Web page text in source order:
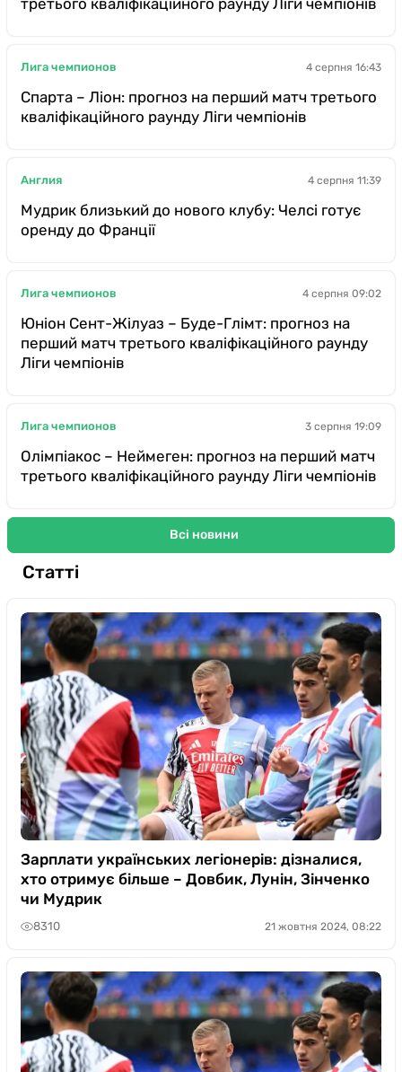
Лига чемпионов 4 серпня 16:43
Спарта – Ліон: прогноз на перший матч третього
кваліфікаційного раунду Ліги чемпіонів
Англия 4 серпня 11:39
Мудрик близький до нового клубу: Челсі готує
оренду до Франції
Лига чемпионов 4 серпня 09:02
Юніон Сент-Жілуаз – Буде-Глімт: прогноз на
перший матч третього кваліфікаційного раунду
Ліги чемпіонів
Лига чемпионов 3 серпня 19:09
Олімпіакос – Неймеген: прогноз на перший матч
третього кваліфікаційного раунду Ліги чемпіонів
Всі новини
Статті
Зарплати українських легіонерів: дізналися,
хто отримує більше – Довбик, Лунін, Зінченко
чи Мудрик
8310 21 жовтня 2024, 08:22